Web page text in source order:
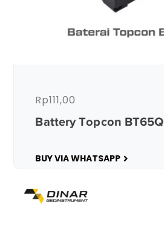
Battery Topcon BT65Q
Rp111,00
BUY VIA WHATSAPP